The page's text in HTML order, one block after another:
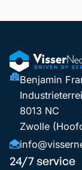
Benjamin
8013 NC
Zwolle
24/7 service